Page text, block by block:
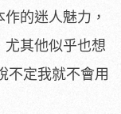
的迷人魅力，
尤其他似乎也想
不定我就不會用